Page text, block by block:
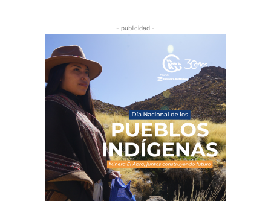
- publicidad -